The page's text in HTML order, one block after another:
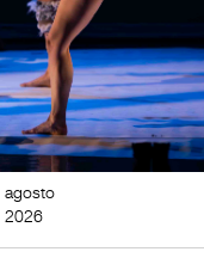
agosto
2026